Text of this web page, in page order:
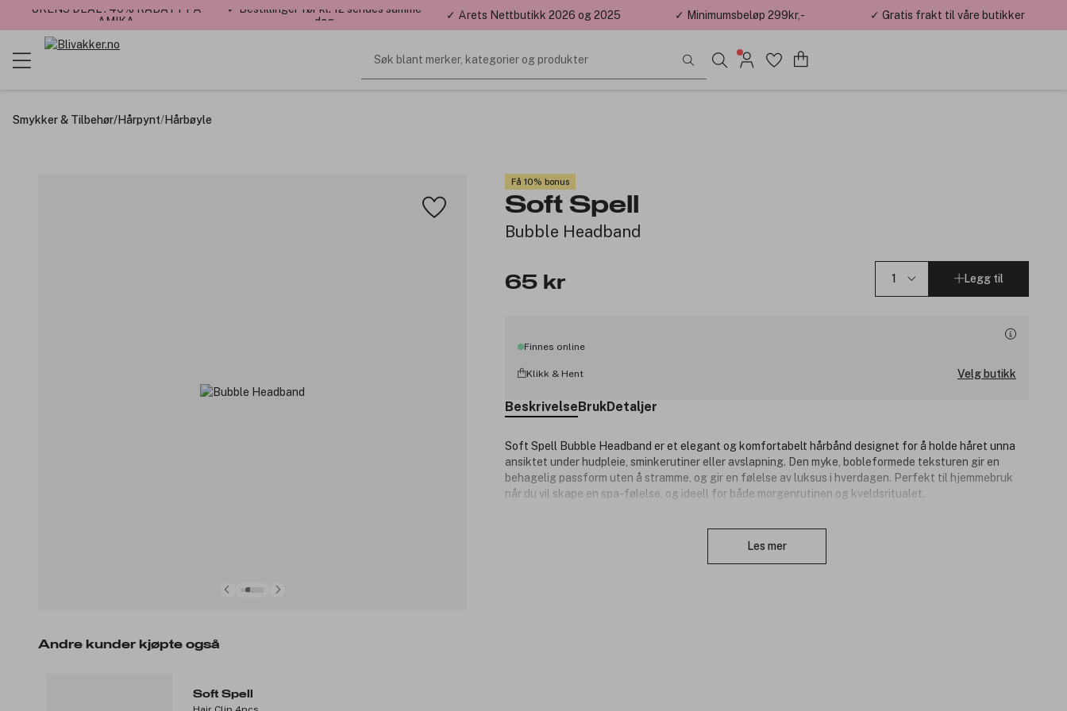
UKENS DEAL : 40% RABATT PÅ
AMIKA
✓ Bestillinger før kl. 12 sendes samme
dag
✓ Årets Nettbutikk 2026 og 2025 ✓ Minimumsbeløp 299kr,- ✓ Gratis frakt til våre butikker
Søk blant merker, kategorier og produkter
Smykker & Tilbehør/Hårpynt/Hårbøyle
Få 10% bonus
Soft Spell
Bubble Headband
65 kr Legg til
Finnes online
Klikk & Hent Velg butikk
BeskrivelseBrukDetaljer
Soft Spell Bubble Headband er et elegant og komfortabelt hårbånd designet for å holde håret unna
ansiktet under hudpleie, sminkerutiner eller avslapning. Den myke, bobleformede teksturen gir en
behagelig passform uten å stramme, og gir en følelse av luksus i hverdagen. Perfekt til hjemmebruk
når du vil skape en spa-følelse, og ideell for både morgenrutinen og kveldsritualet.
Les mer
Andre kunder kjøpte også
Soft Spell